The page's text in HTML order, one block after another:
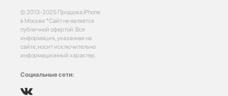
© 2013-2025 Продажа iPhone
в Москве *Сайт не является
публичной офертой. Вся
информация, указанная на
сайте, носит исключительно
информационный характер.
Социальные сети: